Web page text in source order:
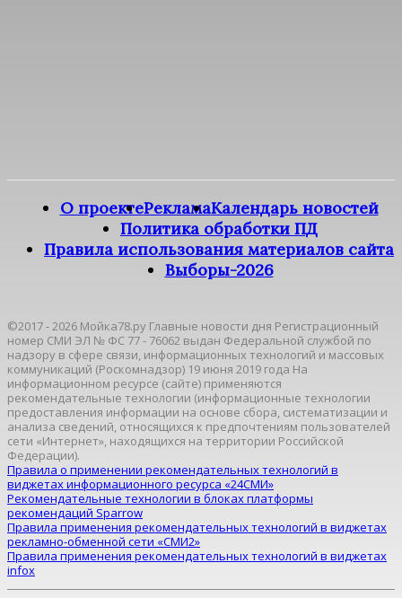
О проектеРекламаКалендарь новостей
Политика обработки ПД
Правила использования материалов сайта
Выборы-2026
©2017 - 2026 Мойка78.ру Главные новости дня Регистрационный
номер СМИ ЭЛ № ФС 77 - 76062 выдан Федеральной службой по
надзору в сфере связи, информационных технологий и массовых
коммуникаций (Роскомнадзор) 19 июня 2019 года На
информационном ресурсе (сайте) применяются
рекомендательные технологии (информационные технологии
предоставления информации на основе сбора, систематизации и
анализа сведений, относящихся к предпочтениям пользователей
сети «Интернет», находящихся на территории Российской
Федерации).
Правила о применении рекомендательных технологий в
виджетах информационного ресурса «24СМИ»
Рекомендательные технологии в блоках платформы
рекомендаций Sparrow
Правила применения рекомендательных технологий в виджетах
рекламно-обменной сети «СМИ2»
Правила применения рекомендательных технологий в виджетах
infox